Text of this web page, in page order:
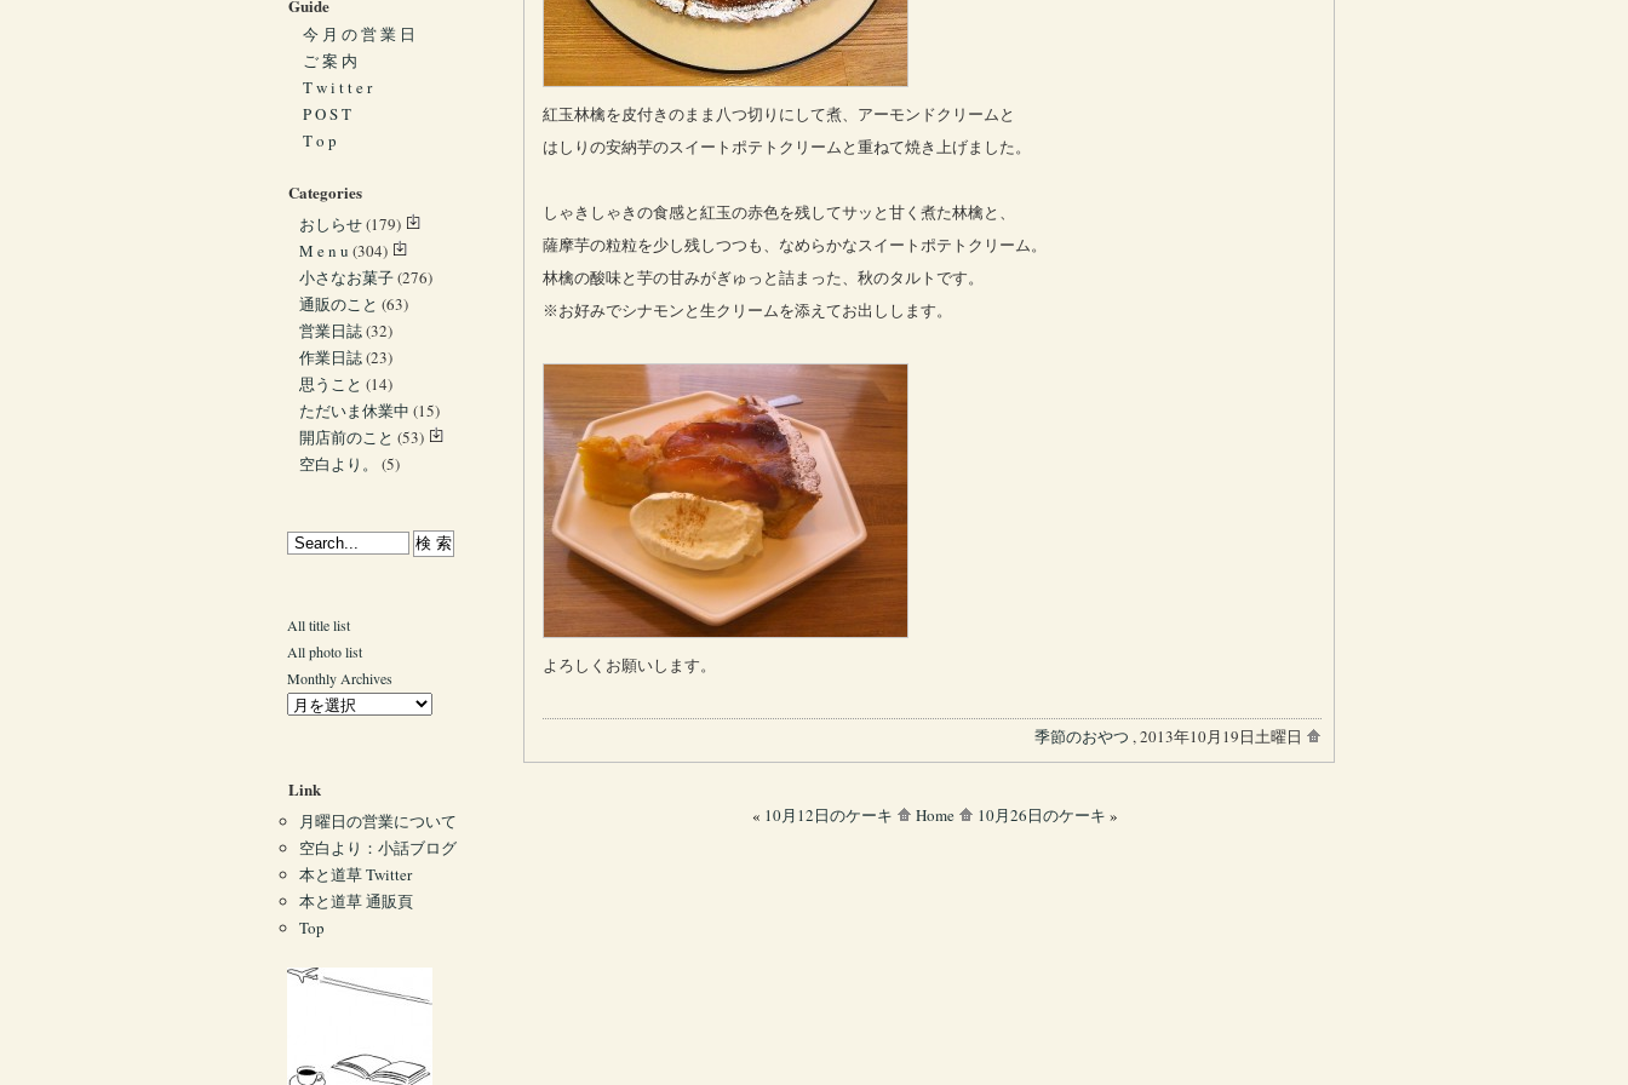
紅玉林檎を皮付きのまま八つ切りにして煮、アーモンドクリームと
はしりの安納芋のスイートポテトクリームと重ねて焼き上げました。
しゃきしゃきの食感と紅玉の赤色を残してサッと甘く煮た林檎と、
薩摩芋の粒粒を少し残しつつも、なめらかなスイートポテトクリーム。
林檎の酸味と芋の甘みがぎゅっと詰まった、秋のタルトです。
※お好みでシナモンと生クリームを添えてお出しします。
よろしくお願いします。
季節のおやつ , 2013年10月19日土曜日
« 10月12日のケーキ Home 10月26日のケーキ »
Guide
今 月 の 営 業 日
ご 案 内
T w i t t e r
P O S T
T o p
Categories
おしらせ(179)
M e n u (304)
小さなお菓子(276)
通販のこと (63)
営業日誌(32)
作業日誌(23)
思うこと (14)
ただいま休業中 (15)
開店前のこと (53)
空白より。
(5)
All title list
All photo list
Monthly Archives
Link
月曜日の営業について
空白より：小話ブログ
本と道草 Twitter
本と道草 通販頁
Top